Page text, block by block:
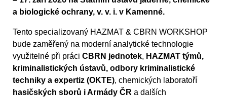
a biologické ochrany, v. v. i. v Kamenné.
Tento specializovaný HAZMAT & CBRN WORKSHOP
bude zaměřený na moderní analytické technologie
využitelné při práci CBRN jednotek, HAZMAT týmů,
kriminalistických ústavů, odbory kriminalistické
techniky a expertiz (OKTE), chemických laboratoří
hasičských sborů i Armády ČR a dalších